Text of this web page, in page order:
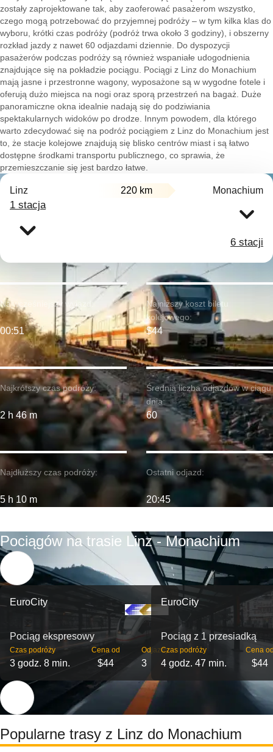
zostały zaprojektowane tak, aby zaoferować pasażerom wszystko,
czego mogą potrzebować do przyjemnej podróży – w tym kilka klas do
wyboru, krótki czas podróży (podróż trwa około 3 godziny), i obszerny
rozkład jazdy z nawet 60 odjazdami dziennie. Do dyspozycji
pasażerów podczas podróży są również wspaniałe udogodnienia
znajdujące się na pokładzie pociągu. Pociągi z Linz do Monachium
mają jasne i przestronne wagony, wyposażone są w wygodne fotele i
oferują dużo miejsca na nogi oraz sporą przestrzeń na bagaż. Duże
panoramiczne okna idealnie nadają się do podziwiania
spektakularnych widoków po drodze. Innym powodem, dla którego
warto zdecydować się na podróż pociągiem z Linz do Monachium jest
to, że stacje kolejowe znajdują się blisko centrów miast i są łatwo
dostępne środkami transportu publicznego, co sprawia, że
przemieszczanie się jest bardzo łatwe.
Linz 220 km Monachium
1 stacja
6 stacji
Najkrótszy czas podróży:
2 h 46 m
Najwcześniejszy wyjazd:
00:51
Najdłuższy czas podróży:
5 h 10 m
Najniższy koszt biletu
kolejowego:
$44
Średnia liczba odjazdów w ciągu
dnia:
60
Ostatni odjazd:
20:45
Pociągów na trasie Linz - Monachium
EuroCity
Pociąg ekspresowy
Czas podróży
3 godz. 8 min.
Cena od
$44
Odjazdy
3
EuroCity
Pociąg z 1 przesiadką
Czas podróży
4 godz. 47 min.
Cena
$44
Popularne trasy z Linz do Monachium